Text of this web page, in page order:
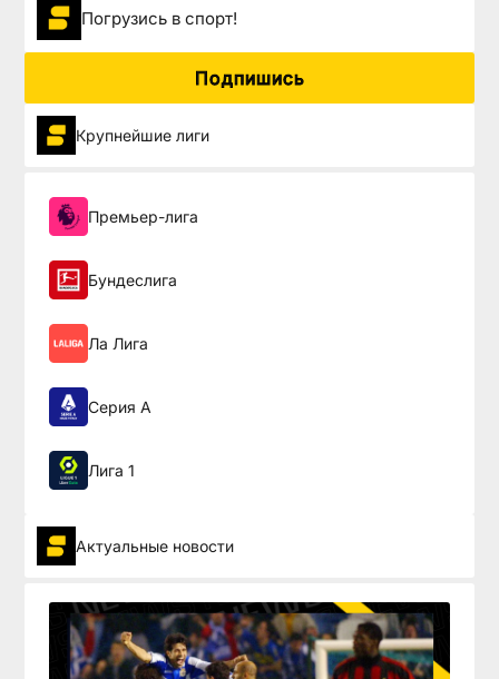
Погрузиcь в спорт!
Подпишись
Крупнейшие лиги
Премьер-лига
Бундеслига
Ла Лига
Серия А
Лига 1
Актуальные новости